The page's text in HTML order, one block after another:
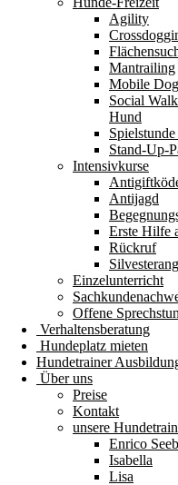
Agility
Mantrailing
Mobile
Social
Hund
Stand-Up-
Intensivkurse
Antijagd
Erste Hilfe
Rückruf
Einzelunterricht
Offene
Verhaltensberatung
Hundeplatz mieten
Hundetrainer
Über uns
Preise
Kontakt
unsere
Enrico
Isabella
Lisa